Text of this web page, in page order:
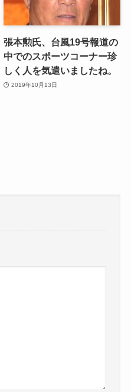
張本勲氏、台風19号報道の
中でのスポーツコーナー珍
しく人を気遣いましたね。
2019年10月13日